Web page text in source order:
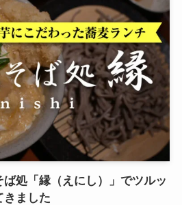
処「縁（えにし）」でツルッ
きました